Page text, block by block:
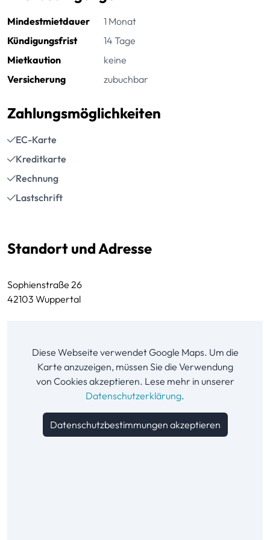
Mindestmietdauer
1 Monat
Kündigungsfrist
14 Tage
Mietkaution
keine
Versicherung
zubuchbar
Zahlungsmöglichkeiten
EC-Karte
Kreditkarte
Rechnung
Lastschrift
Standort und Adresse
Sophienstraße 26
42103 Wuppertal
Diese Webseite verwendet Google Maps. Um die
Karte anzuzeigen, müssen Sie die Verwendung
von Cookies akzeptieren. Lese mehr in unserer
Datenschutzerklärung.
Datenschutzbestimmungen akzeptieren